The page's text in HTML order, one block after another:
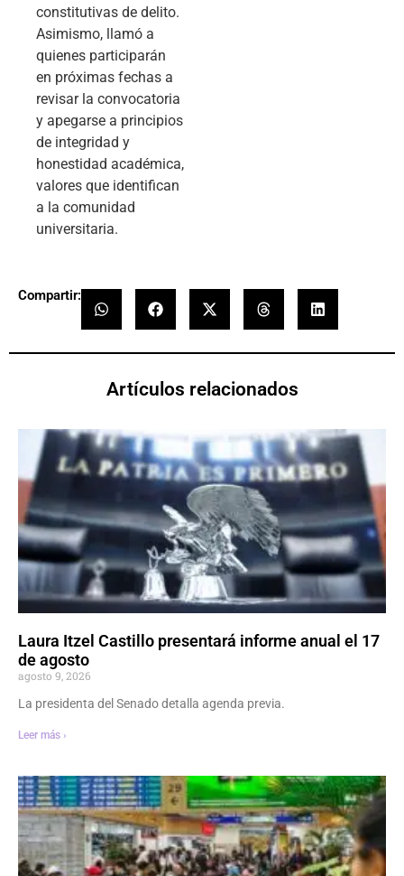
constitutivas de delito.
Asimismo, llamó a
quienes participarán
en próximas fechas a
revisar la convocatoria
y apegarse a principios
de integridad y
honestidad académica,
valores que identifican
a la comunidad
universitaria.
Compartir:
Artículos relacionados
Laura Itzel Castillo presentará informe anual el 17
de agosto
agosto 9, 2026
La presidenta del Senado detalla agenda previa.
Leer más ›